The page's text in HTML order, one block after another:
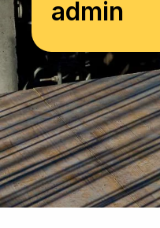
admin